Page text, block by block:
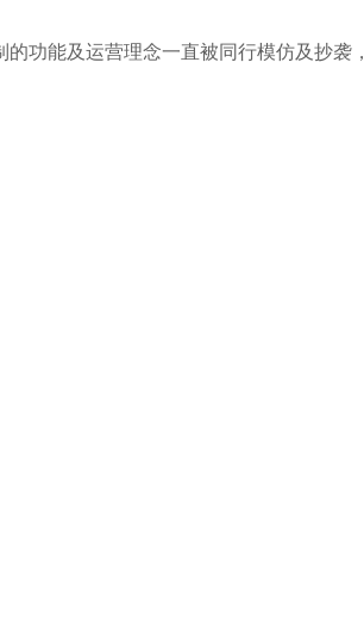
功能及运营理念一直被同行模仿及抄袭